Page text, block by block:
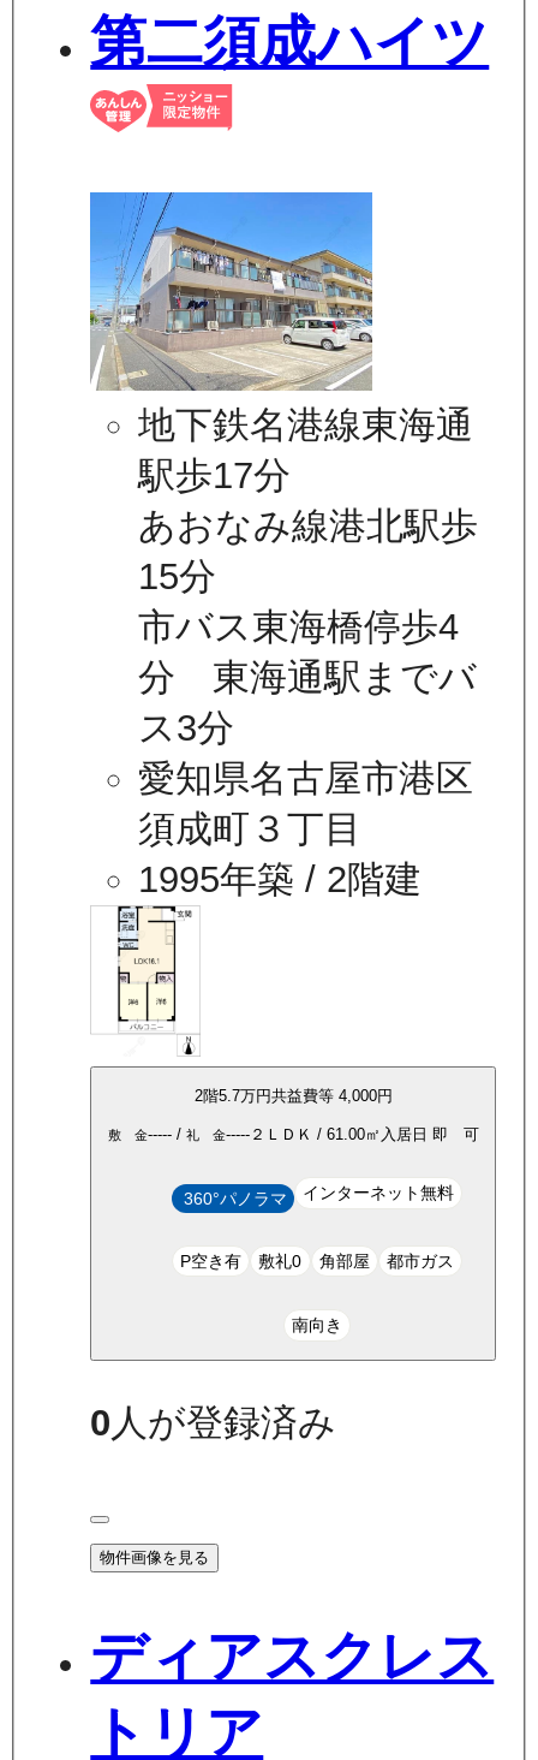
第二須成ハイツ
地下鉄名港線東海通
駅歩17分
あおなみ線港北駅歩
15分
市バス東海橋停歩4
分 東海通駅までバ
ス3分
愛知県名古屋市港区
須成町３丁目
1995年築 / 2階建
2階5.7万円共益費等 4,000円
敷 金-----/ 礼 金-----２ＬＤＫ / 61.00㎡ 入居日 即 可
360°パノラマ インターネット無料
P空き有 敷礼0 角部屋 都市ガス
南向き
0 人が登録済み
物件画像を見る
ディアスクレス
トリア